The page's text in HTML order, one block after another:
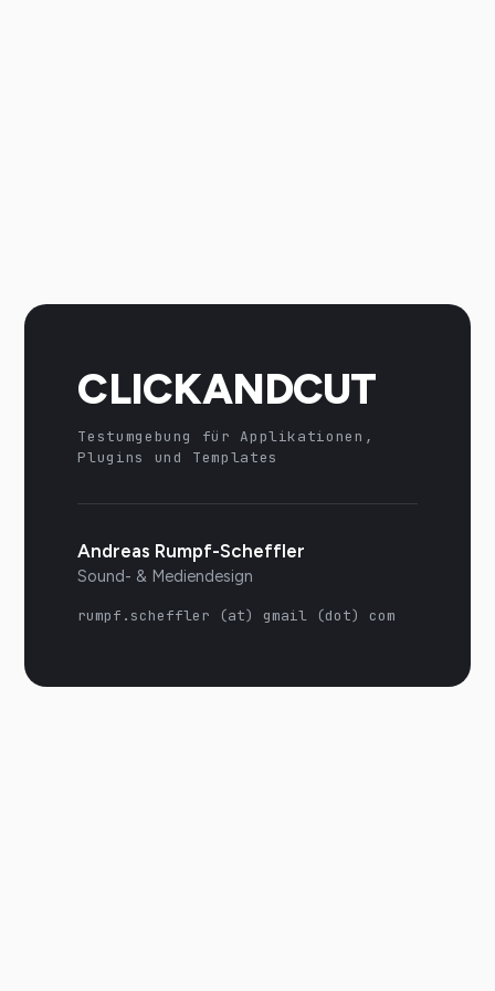
CLICKANDCUT
Testumgebung für Applikationen,
Plugins und Templates
Andreas Rumpf-Scheffler
Sound- & Mediendesign
rumpf.scheffler (at) gmail (dot) com